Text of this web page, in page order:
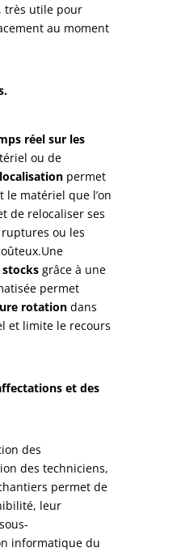
très utile pour
au moment
réel sur les
ou de
localisationpermet
matériel que l’on
de relocaliser ses
ruptures ou les
grâce à une
permet
rotationdans
et limite le recours
et des
des
des techniciens,
permet de
leur
informatique du